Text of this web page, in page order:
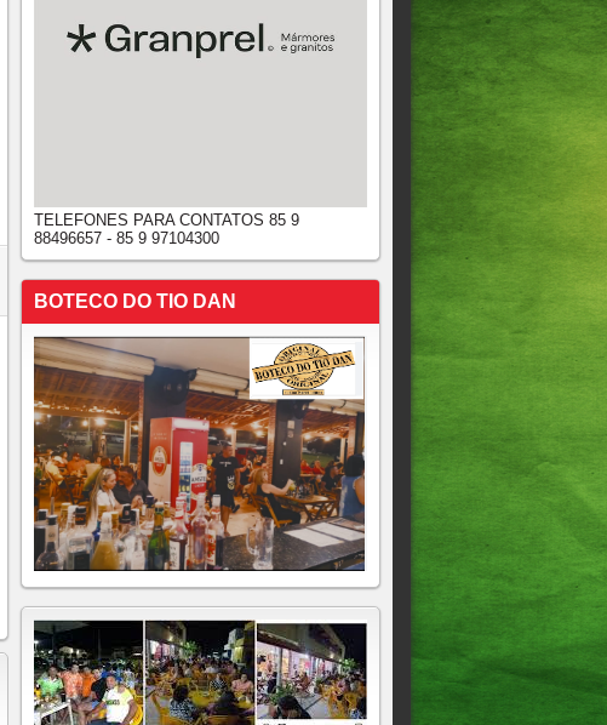
TELEFONES PARA CONTATOS 85 9
88496657 - 85 9 97104300
BOTECO DO TIO DAN